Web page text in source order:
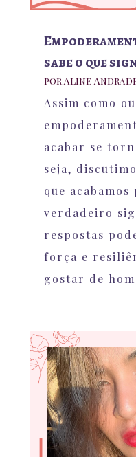
sabe o que
por Aline
Assim como
acabar se
seja,
que
verdadeiro
respostas
força e
gostar de